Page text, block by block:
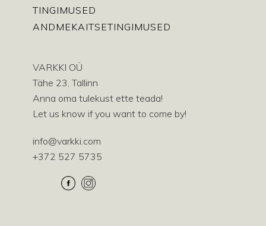
TINGIMUSED
ANDMEKAITSETINGIMUSED
VARKKI OÜ
Tähe 23, Tallinn
Anna oma tulekust ette teada!
Let us know if you want to come by!
info@varkki.com
+372 527 5735